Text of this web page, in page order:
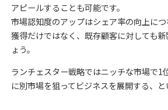
アピールすることも可能です。
市場認知度のアップはシェア率の向上に
獲得だけではなく、既存顧客に対しても
ょう。
ランチェスター戦略ではニッチな市場で1
に別市場を狙ってビジネスを展開する、と